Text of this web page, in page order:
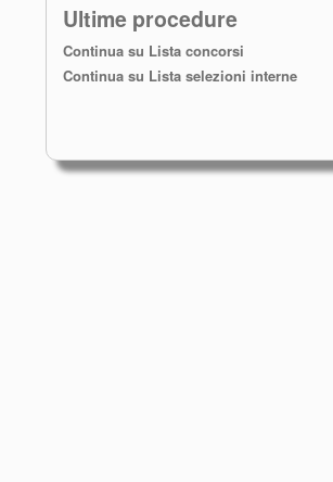
Ultime procedure
Continua su Lista concorsi
Continua su Lista selezioni interne